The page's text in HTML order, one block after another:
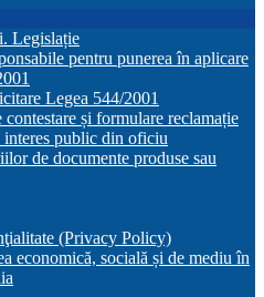
Legislație
pentru punerea în aplicare
Legea 544/2001
și formulare reclamație
public din oficiu
de documente produse sau
(Privacy Policy)
economică, socială și de mediu în